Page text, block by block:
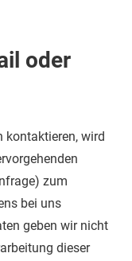
oder
kontaktieren, wird
zum
bei uns
geben wir nicht
dieser